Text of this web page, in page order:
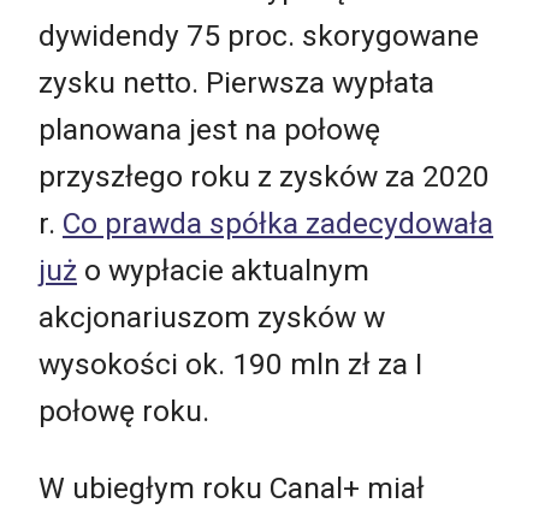
dywidendy 75 proc. skorygowane
zysku netto. Pierwsza wypłata
planowana jest na połowę
przyszłego roku z zysków za 2020
r. Co prawda spółka zadecydowała
już o wypłacie aktualnym
akcjonariuszom zysków w
wysokości ok. 190 mln zł za I
połowę roku.
W ubiegłym roku Canal+ miał